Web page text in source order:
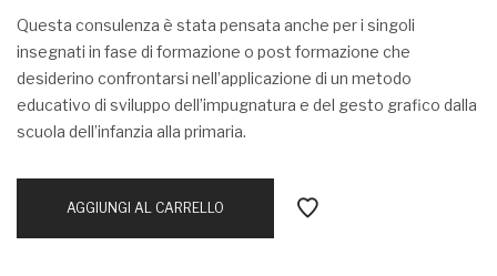
Questa consulenza è stata pensata anche per i singoli
insegnati in fase di formazione o post formazione che
desiderino confrontarsi nell’applicazione di un metodo
educativo di sviluppo dell’impugnatura e del gesto grafico dalla
scuola dell’infanzia alla primaria.
AGGIUNGI AL CARRELLO